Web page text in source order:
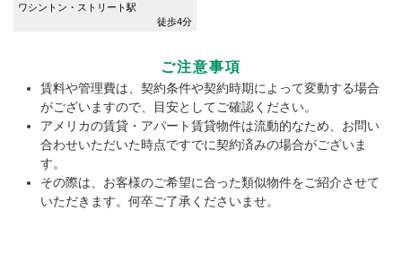
ワシントン・ストリート駅
徒歩4分
ご注意事項
賃料や管理費は、契約条件や契約時期によって変動する場合
がございますので、目安としてご確認ください。
アメリカの賃貸・アパート賃貸物件は流動的なため、お問い
合わせいただいた時点ですでに契約済みの場合がございま
す。
その際は、お客様のご希望に合った類似物件をご紹介させて
いただきます。何卒ご了承くださいませ。